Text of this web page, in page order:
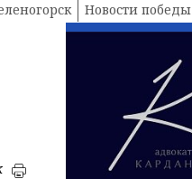
Новости победы